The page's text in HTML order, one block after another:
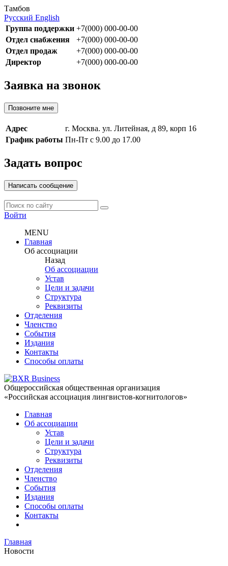
Тамбов
Русский English
Группа поддержки +7(000) 000-00-00
Отдел снабжения
+7(000) 000-00-00
Отдел продаж
+7(000) 000-00-00
Директор
+7(000) 000-00-00
Заявка на звонок
Позвоните мне
Адрес
г. Москва. ул. Литейная, д 89, корп 16
График работы Пн-Пт с 9.00 до 17.00
Задать вопрос
Написать сообщение
Войти
MENU
Главная
Об ассоциации
Назад
Об ассоциации
Устав
Цели и задачи
Структура
Реквизиты
Отделения
Членство
События
Издания
Контакты
Способы оплаты
Общероссийская общественная организация
«Российская ассоциация лингвистов-когнитологов»
Главная
Об ассоциации
Устав
Цели и задачи
Структура
Реквизиты
Отделения
Членство
События
Издания
Способы оплаты
Контакты
Главная
Новости